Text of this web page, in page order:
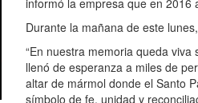
informó la empresa que en 2016
Durante la mañana de este
“En nuestra memoria queda
llenó de esperanza a miles de
altar de mármol donde el Santo
símbolo de fe, unidad y